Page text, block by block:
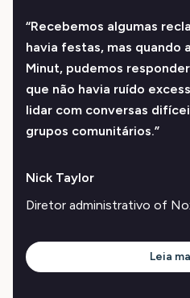
“Recebemos algumas
havia festas, mas quando
Minut, pudemos
que não havia ruído
lidar com conversas
grupos comunitários.”
Nick Taylor
Diretor administrativo of
Leia